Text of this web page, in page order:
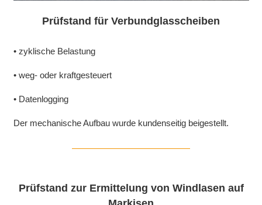
Prüfstand für Verbundglasscheiben
• zyklische Belastung
• weg- oder kraftgesteuert
• Datenlogging
Der mechanische Aufbau wurde kundenseitig beigestellt.
Prüfstand zur Ermittelung von Windlasen auf